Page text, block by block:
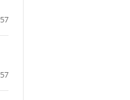
57
57